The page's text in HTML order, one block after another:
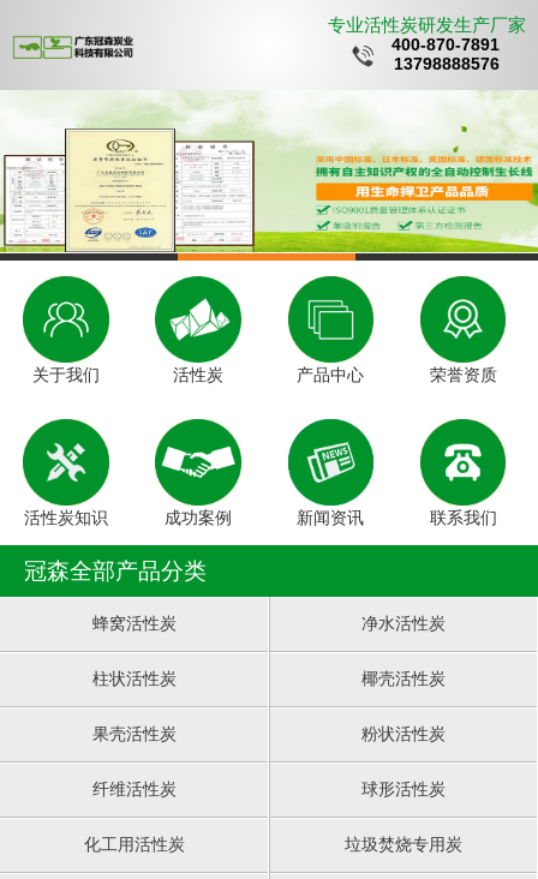
专业活性炭研发生产厂家
400-870-7891
13798888576
关于我们 活性炭 产品中心 荣誉资质
活性炭知识 成功案例 新闻资讯 联系我们
冠森全部产品分类
蜂窝活性炭 净水活性炭
柱状活性炭 椰壳活性炭
果壳活性炭 粉状活性炭
纤维活性炭 球形活性炭
化工用活性炭 垃圾焚烧专用炭